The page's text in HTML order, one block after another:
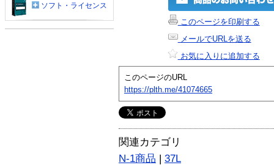
このページを印刷する
メールでURLを送る
お気に入りに追加する
このページのURL
https://plth.me/41074665
関連カテゴリ
N-1商品 | 37L
ソフト・ライセンス